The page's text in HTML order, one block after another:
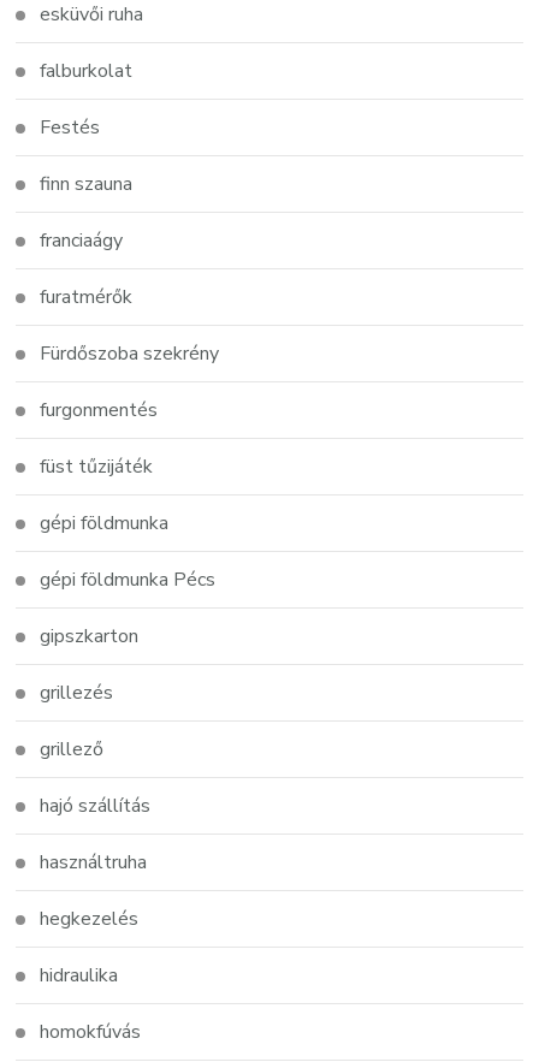
esküvői ruha
falburkolat
Festés
finn szauna
franciaágy
furatmérők
Fürdőszoba szekrény
furgonmentés
füst tűzijáték
gépi földmunka
gépi földmunka Pécs
gipszkarton
grillezés
grillező
hajó szállítás
használtruha
hegkezelés
hidraulika
homokfúvás